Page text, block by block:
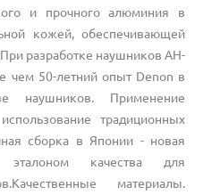
и прочного алюминия в
кожей, обеспечивающей
разработке наушников AH-
чем 50-летний опыт Denon в
наушников. Применение
традиционных
сборка в Японии - новая
качества для
материалы.